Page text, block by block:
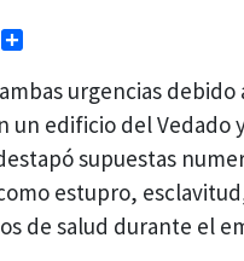
Email
urgencias
un edificio del Vedado
supuestas
estupro,
de salud durante el